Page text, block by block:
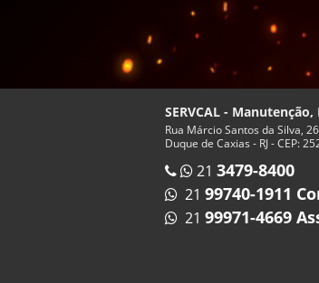
SERVCAL -
Rua Márcio Santos da Silva,
Duque de Caxias - RJ - CEP:
21 3479-8400
21 99740-1911
21 99971-4669